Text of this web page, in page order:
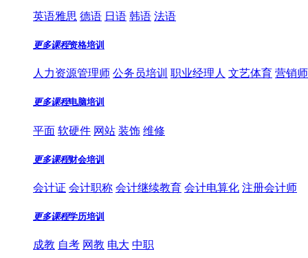
英语雅思 德语 日语 韩语 法语
更多课程资格培训
人力资源管理师 公务员培训 职业经理人 文艺体育 营销
更多课程电脑培训
平面 软硬件 网站 装饰 维修
更多课程财会培训
会计证 会计职称 会计继续教育 会计电算化 注册会计师
更多课程学历培训
成教 自考 网教 电大 中职